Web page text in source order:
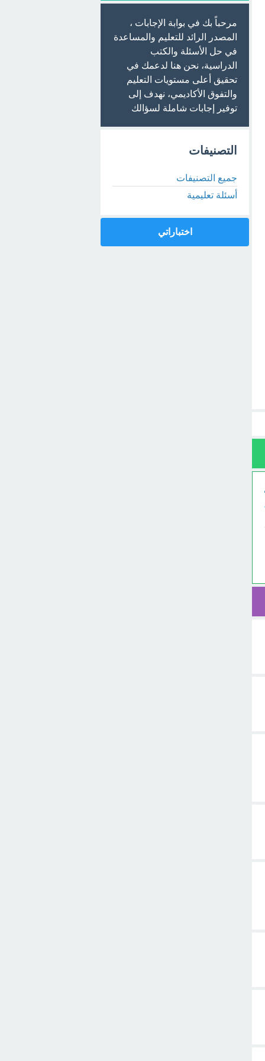
مرحباً بك في بوابة الإجابات ،
المصدر الرائد للتعليم والمساعدة
في حل الأسئلة والكتب
الدراسية، نحن هنا لدعمك في
تحقيق أعلى مستويات التعليم
والتفوق الأكاديمي، نهدف إلى
توفير إجابات شاملة لسؤالك
التصنيفات
جميع التصنيفات
أسئلة تعليمية
اختباراتي